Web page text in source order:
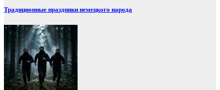
Традиционные праздники немецкого народа